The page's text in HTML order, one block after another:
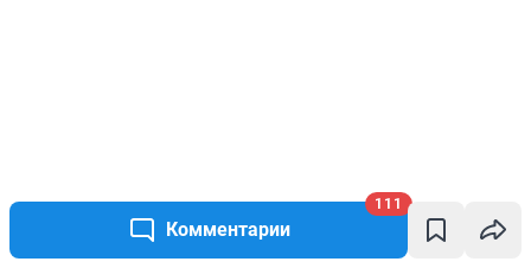
Комментарии
111